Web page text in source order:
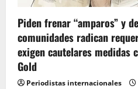
Piden frenar “amparos” y
comunidades radican
exigen cautelares medidas
Gold
Periodistas internacionales